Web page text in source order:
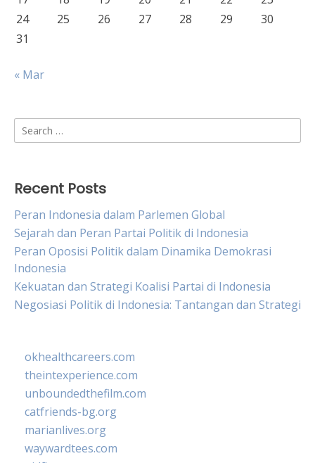
24
25 26 27 28 29
30
31
« Mar
Search
for:
Recent Posts
Peran Indonesia dalam Parlemen Global
Sejarah dan Peran Partai Politik di Indonesia
Peran Oposisi Politik dalam Dinamika Demokrasi
Indonesia
Kekuatan dan Strategi Koalisi Partai di Indonesia
Negosiasi Politik di Indonesia: Tantangan dan Strategi
okhealthcareers.com
theintexperience.com
unboundedthefilm.com
catfriends-bg.org
marianlives.org
waywardtees.com